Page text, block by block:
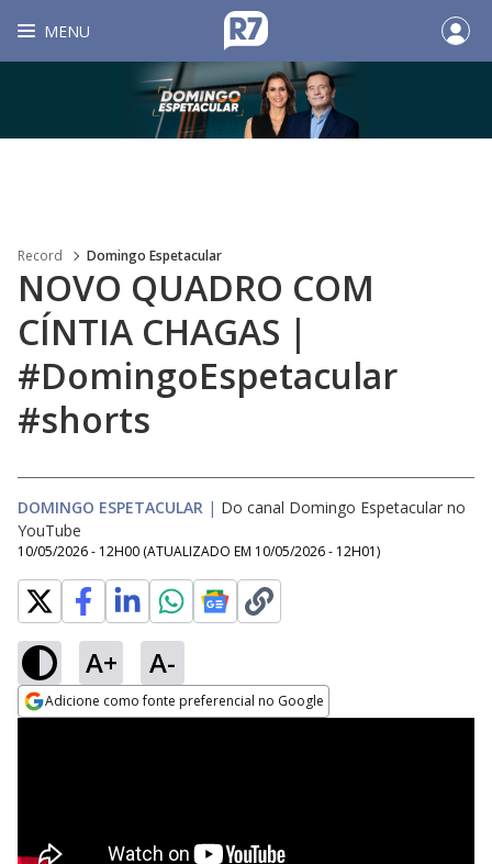
MENU
Record Domingo Espetacular
NOVO QUADRO COM
CÍNTIA CHAGAS |
#DomingoEspetacular
#shorts
DOMINGO ESPETACULAR | Do canal Domingo Espetacular no
YouTube
10/05/2026 - 12H00 (ATUALIZADO EM 10/05/2026 - 12H01)
A+ A-
Adicione como fonte preferencial no Google